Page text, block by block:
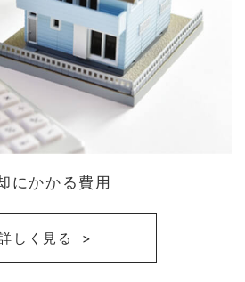
にかかる費用
しく見る